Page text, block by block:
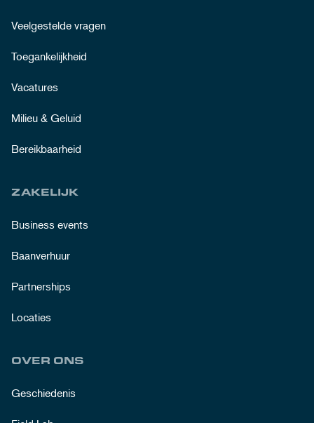
Veelgestelde vragen
Toegankelijkheid
Vacatures
Milieu & Geluid
Bereikbaarheid
ZAKELIJK
Business events
Baanverhuur
Partnerships
Locaties
OVER ONS
Geschiedenis